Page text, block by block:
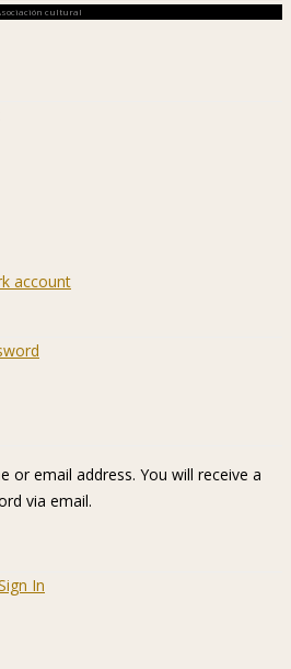
cultural
account
or email address. You will receive a
via email.
In